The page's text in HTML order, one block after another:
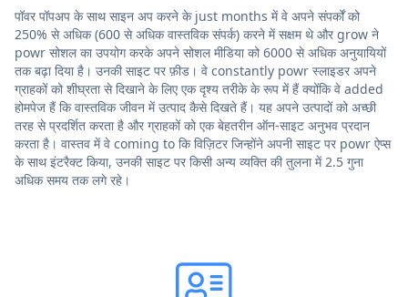
पॉवर पॉपअप के साथ साइन अप करने के just months में वे अपने संपर्कों को
250% से अधिक (600 से अधिक वास्तविक संपर्क) करने में सक्षम थे और grow ने
powr सोशल का उपयोग करके अपने सोशल मीडिया को 6000 से अधिक अनुयायियों
तक बढ़ा दिया है। उनकी साइट पर फ़ीड। वे constantly powr स्लाइडर अपने
ग्राहकों को शीघ्रता से दिखाने के लिए एक दृश्य तरीके के रूप में हैं क्योंकि वे added
होमपेज हैं कि वास्तविक जीवन में उत्पाद कैसे दिखते हैं। यह अपने उत्पादों को अच्छी
तरह से प्रदर्शित करता है और ग्राहकों को एक बेहतरीन ऑन-साइट अनुभव प्रदान
करता है। वास्तव में वे coming to कि विज़िटर जिन्होंने अपनी साइट पर powr ऐप्स
के साथ इंटरैक्ट किया, उनकी साइट पर किसी अन्य व्यक्ति की तुलना में 2.5 गुना
अधिक समय तक लगे रहे।